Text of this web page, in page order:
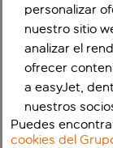
personalizar
nuestro sitio
analizar el
ofrecer
a easyJet,
nuestros
Puedes
cookies del